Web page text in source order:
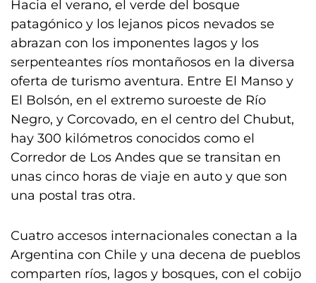
Hacia el verano, el verde del bosque
patagónico y los lejanos picos nevados se
abrazan con los imponentes lagos y los
serpenteantes ríos montañosos en la diversa
oferta de turismo aventura. Entre El Manso y
El Bolsón, en el extremo suroeste de Río
Negro, y Corcovado, en el centro del Chubut,
hay 300 kilómetros conocidos como el
Corredor de Los Andes que se transitan en
unas cinco horas de viaje en auto y que son
una postal tras otra.
Cuatro accesos internacionales conectan a la
Argentina con Chile y una decena de pueblos
comparten ríos, lagos y bosques, con el cobijo